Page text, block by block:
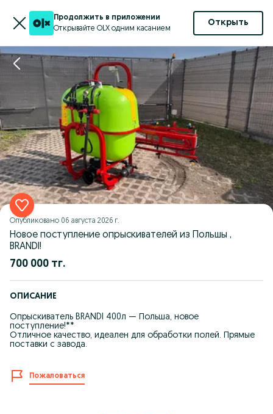
Продолжить в приложении
Открывайте OLX одним касанием
Открыть
Опубликовано 06 августа 2026 г.
Новое поступление опрыскивателей из Польшы ,
BRANDI!
700 000 тг.
ОПИСАНИЕ
Опрыскиватель BRANDI 400л — Польша, новое
поступление!**
Отличное качество, идеален для обработки полей. Прямые
поставки с завода.
Пожаловаться